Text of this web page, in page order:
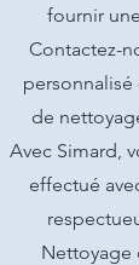
fournir
Contactez-
de
Avec Simard,
effectué
Nettoyage